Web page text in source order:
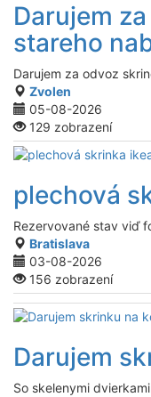
Darujem
stareho
Darujem za odvoz
Zvolen
05-08-2026
129 zobrazení
plechová
Rezervované stav viď
Bratislava
03-08-2026
156 zobrazení
Darujem
So skelenymi dvierkami